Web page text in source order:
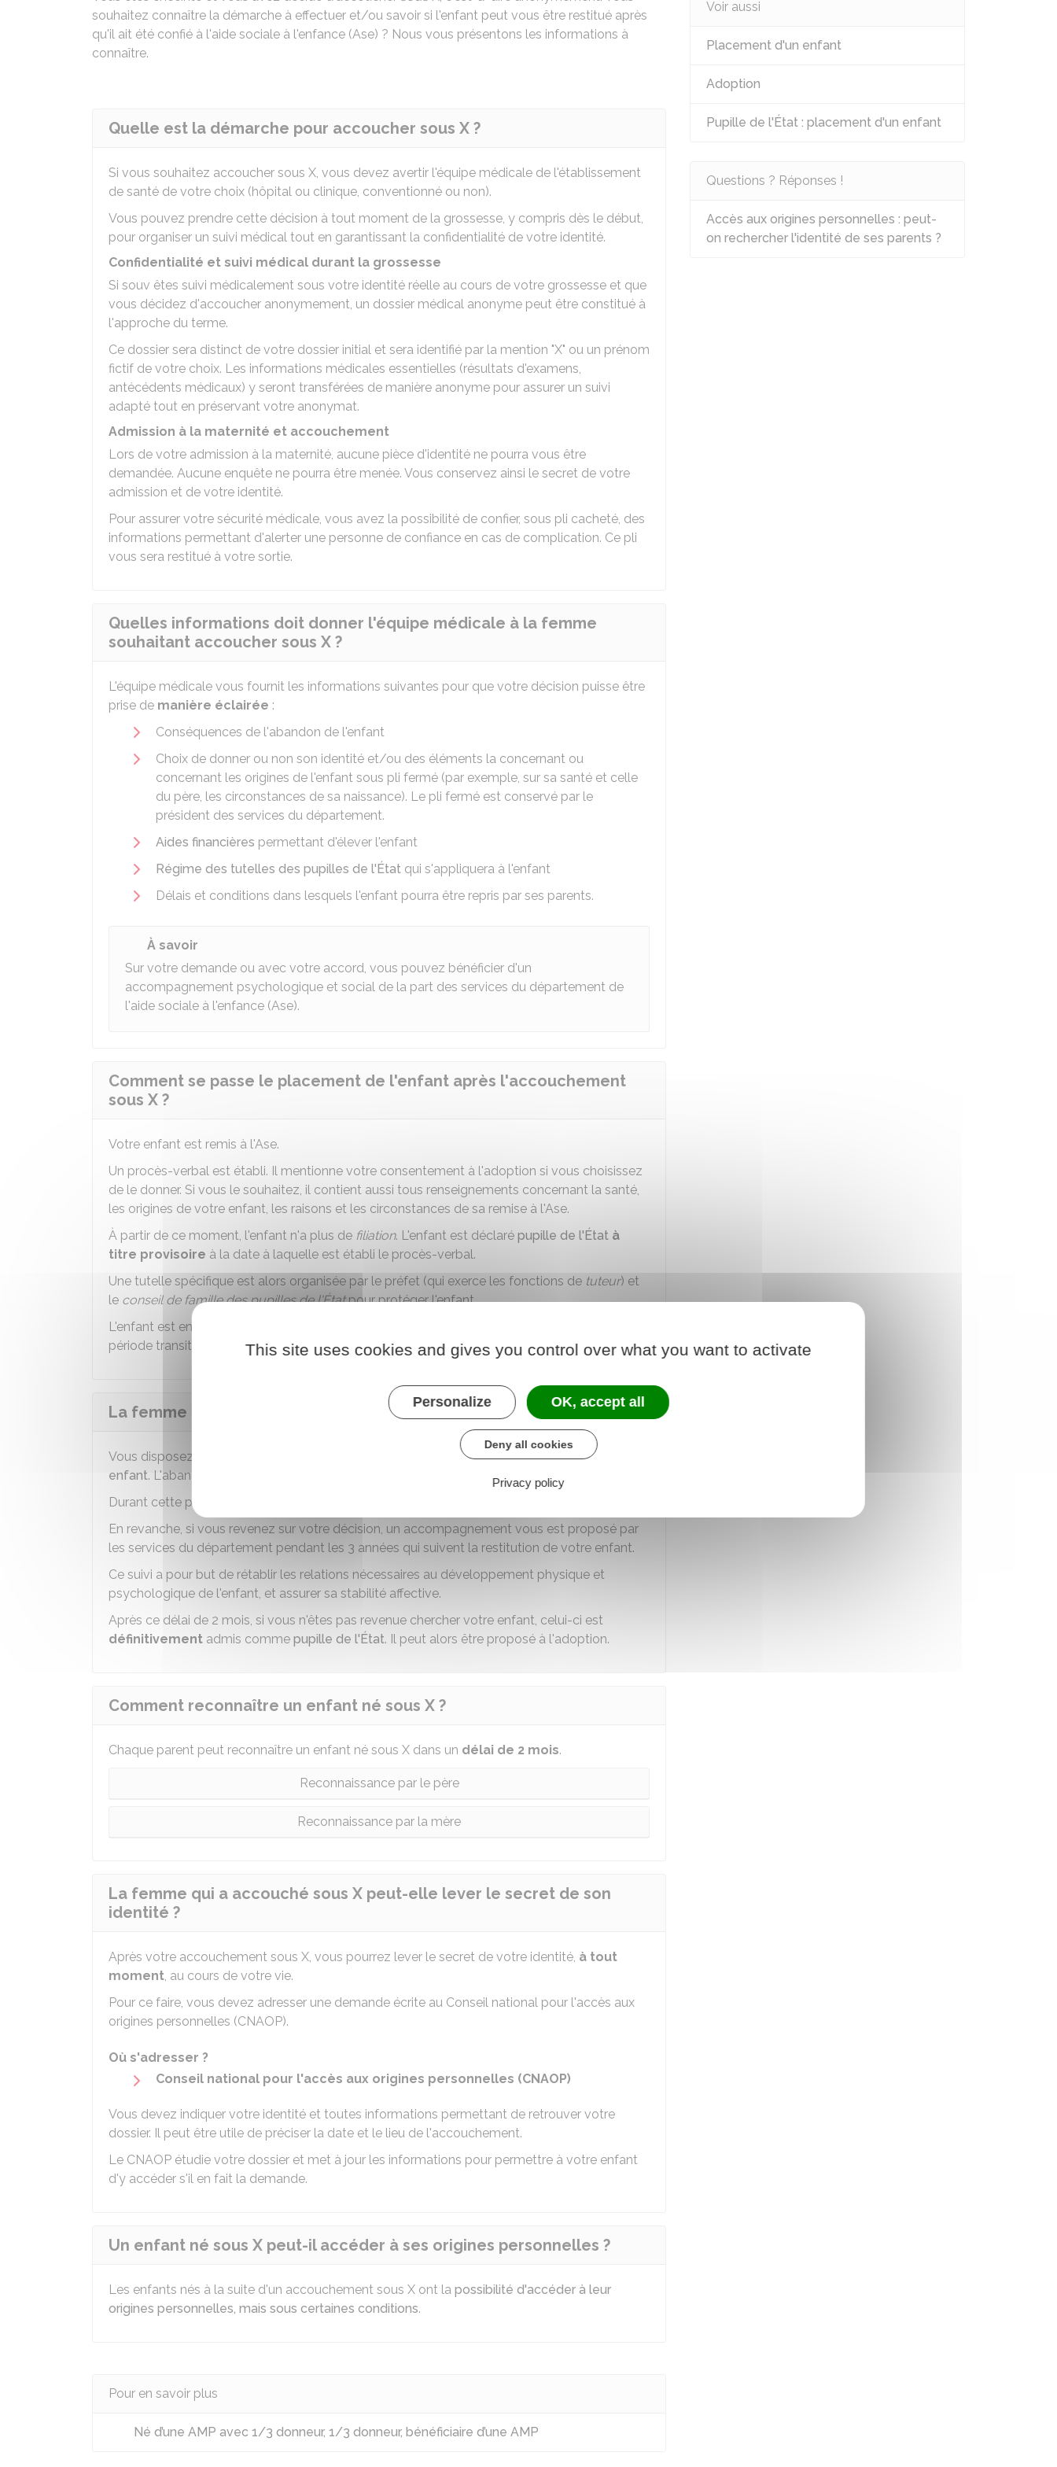
souhaitez connaître la démarche à effectuer et/ou savoir si l'enfant peut vous être restitué après
qu'il ait été confié à l'aide sociale à l'enfance (Ase) ? Nous vous présentons les informations à
connaître.
Quelle est la démarche pour accoucher sous X ?
Si vous souhaitez accoucher sous X, vous devez avertir l'équipe médicale de l'établissement
de santé de votre choix (hôpital ou clinique, conventionné ou non).
Vous pouvez prendre cette décision à tout moment de la grossesse, y compris dès le début,
pour organiser un suivi médical tout en garantissant la confidentialité de votre identité.
Confidentialité et suivi médical durant la grossesse
Si souv êtes suivi médicalement sous votre identité réelle au cours de votre grossesse et que
vous décidez d'accoucher anonymement, un dossier médical anonyme peut être constitué à
l'approche du terme.
Ce dossier sera distinct de votre dossier initial et sera identifié par la mention "X" ou un prénom
fictif de votre choix. Les informations médicales essentielles (résultats d'examens,
antécédents médicaux) y seront transférées de manière anonyme pour assurer un suivi
adapté tout en préservant votre anonymat.
Admission à la maternité et accouchement
Lors de votre admission à la maternité, aucune pièce d'identité ne pourra vous être
demandée. Aucune enquête ne pourra être menée. Vous conservez ainsi le secret de votre
admission et de votre identité.
Pour assurer votre sécurité médicale, vous avez la possibilité de confier, sous pli cacheté, des
informations permettant d'alerter une personne de confiance en cas de complication. Ce pli
vous sera restitué à votre sortie.
Quelles informations doit donner l'équipe médicale à la femme
souhaitant accoucher sous X ?
L'équipe médicale vous fournit les informations suivantes pour que votre décision puisse être
prise de manière éclairée :
Conséquences de l'abandon de l'enfant
Choix de donner ou non son identité et/ou des éléments la concernant ou
concernant les origines de l'enfant sous pli fermé (par exemple, sur sa santé et celle
du père, les circonstances de sa naissance). Le pli fermé est conservé par le
président des services du département.
Aides financières permettant d'élever l'enfant
Régime des tutelles des pupilles de l'État qui s'appliquera à l'enfant
Délais et conditions dans lesquels l'enfant pourra être repris par ses parents.
À savoir
Sur votre demande ou avec votre accord, vous pouvez bénéficier d'un
accompagnement psychologique et social de la part des services du département de
l'aide sociale à l'enfance (Ase).
Comment se passe le placement de l'enfant après l'accouchement
sous X ?
Votre enfant est remis à l'Ase.
Un procès-verbal est établi. Il mentionne votre consentement à l'adoption si vous choisissez
de le donner. Si vous le souhaitez, il contient aussi tous renseignements concernant la santé,
les origines de votre enfant, les raisons et les circonstances de sa remise à l'Ase.
À partir de ce moment, l'enfant n'a plus de filiation. L'enfant est déclaré pupille de l'État à
titre provisoire à la date à laquelle est établi le procès-verbal.
Une tutelle spécifique est alors organisée par le préfet (qui exerce les fonctions de tuteur) et
le conseil de famille des pupilles de l'Étatpour protéger l'enfant.
L'enfant est ensuite placé dans une pouponnière ou auprès d'une
période transitoire.
La femme qui a accouché sous X peut-elle revenir sur sa décision ?
Vous disposez d'un délai de pour revenir sur votre décision etreconnaître votre
enfant. L'abandon reste donc provisoire pendant ce délai.
Durant cette période, l'enfant n'est pas adoptable.
En revanche, si vous revenez sur votre décision, un accompagnement vous est proposé par
les services du département pendant les 3 années qui suivent la restitution de votre enfant.
Ce suivi a pour but de rétablir les relations nécessaires au développement physique et
psychologique de l'enfant, et assurer sa stabilité affective.
Après ce délai de 2 mois, si vous n'êtes pas revenue chercher votre enfant, celui-ci est
définitivement admis comme pupille de l'État. Il peut alors être proposé à l'adoption.
Comment reconnaître un enfant né sous X ?
Chaque parent peut reconnaître un enfant né sous X dans un délai de 2 mois.
Reconnaissance par le père
Reconnaissance par la mère
La femme qui a accouché sous X peut-elle lever le secret de son
identité ?
Après votre accouchement sous X, vous pourrez lever le secret de votre identité, à tout
moment, au cours de votre vie.
Pour ce faire, vous devez adresser une demande écrite au Conseil national pour l'accès aux
origines personnelles (CNAOP).
Où s'adresser ?
Conseil national pour l'accès aux origines personnelles (CNAOP)
Vous devez indiquer votre identité et toutes informations permettant de retrouver votre
dossier. Il peut être utile de préciser la date et le lieu de l'accouchement.
Le CNAOP étudie votre dossier et met à jour les informations pour permettre à votre enfant
d'y accéder s'il en fait la demande.
Un enfant né sous X peut-il accéder à ses origines personnelles ?
Les enfants nés à la suite d'un accouchement sous X ont la possibilité d'accéder à leur
origines personnelles, mais sous certaines conditions.
Pour en savoir plus
Né d’une AMP avec 1/3 donneur, 1/3 donneur, bénéficiaire d’une AMP
Voir aussi
Placement d'un enfant
Adoption
Pupille de l'État : placement d'un enfant
Questions ? Réponses !
Accès aux origines personnelles : peut-
on rechercher l'identité de ses parents ?
This site uses cookies and gives you control over what you want to activate
Personalize OK, accept all
Deny all cookies
Privacy policy